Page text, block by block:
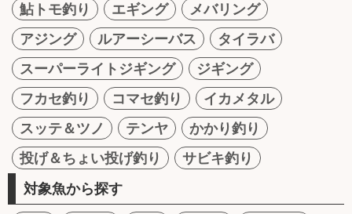
鮎トモ釣り
エギング
メバリング
アジング
ルアーシーバス
タイラバ
スーパーライトジギング
ジギング
フカセ釣り
コマセ釣り
イカメタル
スッテ＆ツノ
テンヤ
かかり釣り
投げ＆ちょい投げ釣り
サビキ釣り
対象魚から探す